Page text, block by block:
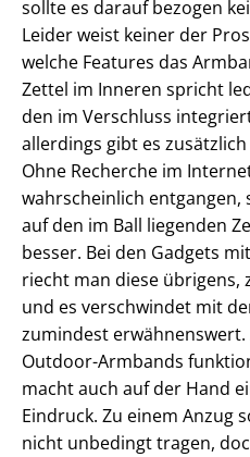
sollte es darauf bezogen
Leider weist keiner der
welche Features das
Zettel im Inneren spricht
den im Verschluss
allerdings gibt es
Ohne Recherche im
wahrscheinlich
auf den im Ball liegenden
besser. Bei den Gadgets
riecht man diese
und es verschwindet mit
zumindest erwähnenswert.
Outdoor-Armbands
macht auch auf der Hand
Eindruck. Zu einem Anzug
nicht unbedingt tragen,